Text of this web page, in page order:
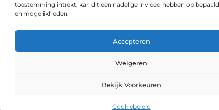
toestemming intrekt, kan dit een nadelige invloed hebben op
en mogelijkheden.
Accepteren
Weigeren
Bekijk Voorkeuren
Cookiebeleid